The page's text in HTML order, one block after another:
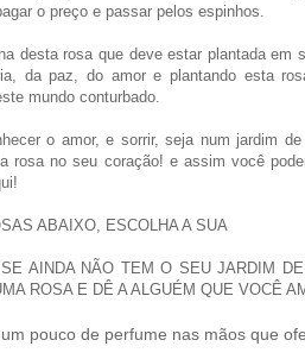
o preço e passar pelos espinhos.
desta rosa que deve estar plantada em
da paz, do amor e plantando esta
mundo conturbado.
o amor, e sorrir, seja num jardim
rosa no seu coração! e assim você
ABAIXO, ESCOLHA A SUA
AINDA NÃO TEM O SEU JARDIM
ROSA E DÊ A ALGUÉM QUE VOCÊ
pouco de perfume nas mãos que